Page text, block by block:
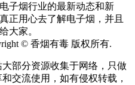
子烟行业的最新动态和新
正用心去了解电子烟，并且
大家。
© 香烟有毒 版权所有.
大部分资源收集于网络，只做
和交流使用，如有侵权转载，